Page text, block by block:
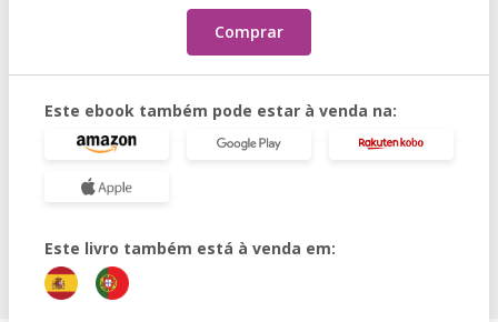
Comprar
Este ebook também pode estar à venda na:
Este livro também está à venda em: